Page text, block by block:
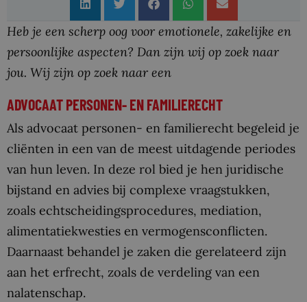
Heb je een scherp oog voor emotionele, zakelijke en
persoonlijke aspecten? Dan zijn wij op zoek naar
jou. Wij zijn op zoek naar een
ADVOCAAT PERSONEN- EN FAMILIERECHT
Als advocaat personen- en familierecht begeleid je
cliënten in een van de meest uitdagende periodes
van hun leven. In deze rol bied je hen juridische
bijstand en advies bij complexe vraagstukken,
zoals echtscheidingsprocedures, mediation,
alimentatiekwesties en vermogensconflicten.
Daarnaast behandel je zaken die gerelateerd zijn
aan het erfrecht, zoals de verdeling van een
nalatenschap.